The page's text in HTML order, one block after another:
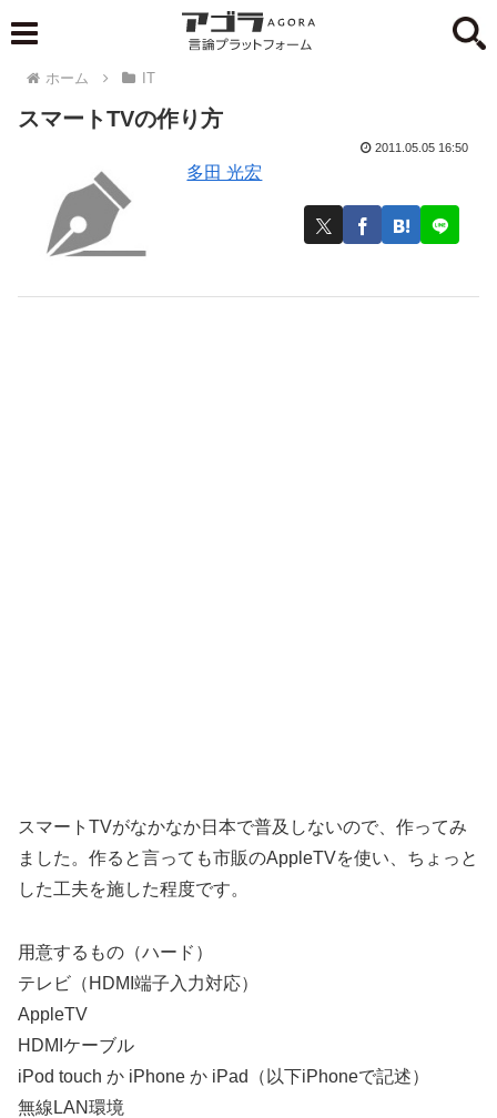
ホーム IT
スマートTVの作り方
多田 光宏
2011.05.05 16:50
スマートTVがなかなか日本で普及しないので、作ってみ
ました。作ると言っても市販のAppleTVを使い、ちょっと
した工夫を施した程度です。
用意するもの（ハード）
テレビ（HDMI端子入力対応）
AppleTV
HDMIケーブル
iPod touch か iPhone か iPad（以下iPhoneで記述）
無線LAN環境